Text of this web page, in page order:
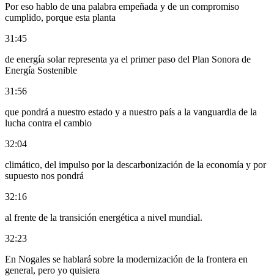
Por eso hablo de una palabra empeñada y de un compromiso
cumplido, porque esta planta
31:45
de energía solar representa ya el primer paso del Plan Sonora de
Energía Sostenible
31:56
que pondrá a nuestro estado y a nuestro país a la vanguardia de la
lucha contra el cambio
32:04
climático, del impulso por la descarbonización de la economía y por
supuesto nos pondrá
32:16
al frente de la transición energética a nivel mundial.
32:23
En Nogales se hablará sobre la modernización de la frontera en
general, pero yo quisiera